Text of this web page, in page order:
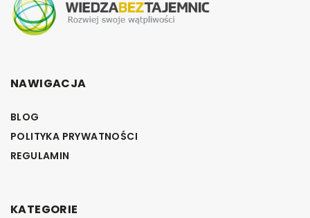
NAWIGACJA
BLOG
POLITYKA PRYWATNOŚCI
REGULAMIN
KATEGORIE